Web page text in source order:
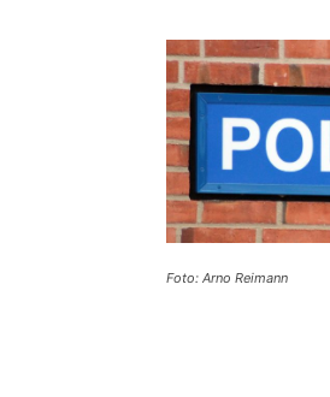
Foto: Arno Reimann